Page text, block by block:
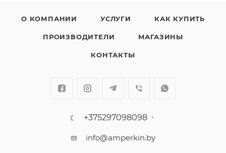
О КОМПАНИИ УСЛУГИ КАК КУПИТЬ
ПРОИЗВОДИТЕЛИ МАГАЗИНЫ
КОНТАКТЫ
+375297098098
info@amperkin.by